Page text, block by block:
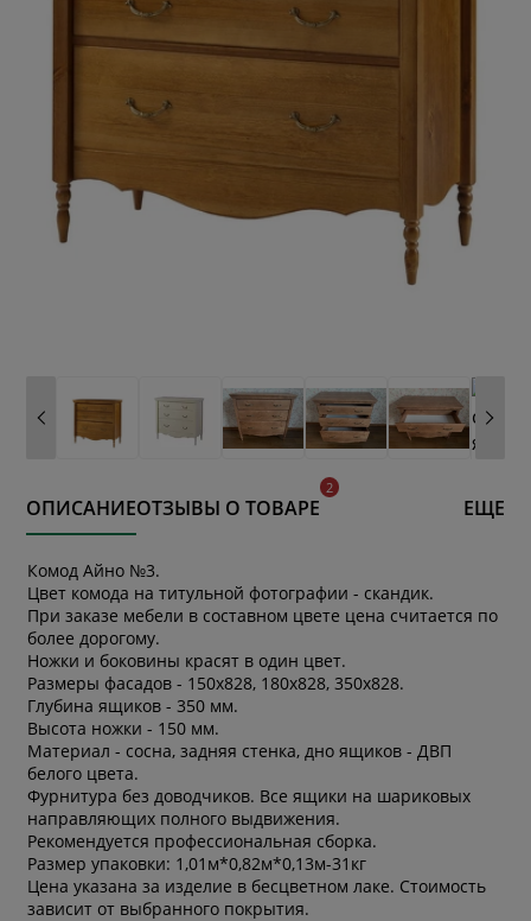
ОПИСАНИЕОТЗЫВЫ О ТОВАРЕ ЕЩЕ
Комод Айно №3.
Цвет комода на титульной фотографии - скандик.
При заказе мебели в составном цвете цена считается по
более дорогому.
Ножки и боковины красят в один цвет.
Размеры фасадов - 150х828, 180х828, 350х828.
Глубина ящиков - 350 мм.
Высота ножки - 150 мм.
Материал - сосна, задняя стенка, дно ящиков - ДВП
белого цвета.
Фурнитура без доводчиков. Все ящики на шариковых
направляющих полного выдвижения.
Рекомендуется профессиональная сборка.
Размер упаковки: 1,01м*0,82м*0,13м-31кг
Цена указана за изделие в бесцветном лаке. Стоимость
зависит от выбранного покрытия.